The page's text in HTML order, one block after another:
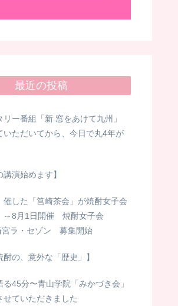
最近の投稿
リー番組「新 窓をあけて九州」
いただいてから、今日で丸4年が
講演始めます】
催した「筥崎茶会」が焼酎女子会
8月1日開催 焼酎女子会
宮ラ・セゾン 募集開始
酎の、意外な「歴史」】
45分〜青山学院「みかづき会」
せていただきました